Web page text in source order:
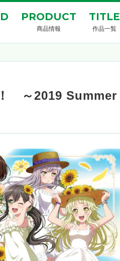
PRODUCT
商品情報
TITLE
作品一覧
～2019 Summer